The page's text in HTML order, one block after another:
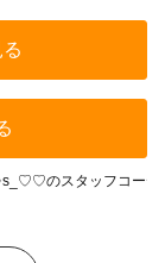
s_♡♡のスタッフコーデ